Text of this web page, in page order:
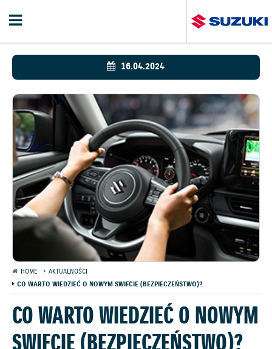
16.04.2024
HOME
AKTUALNOŚCI
CO WARTO WIEDZIEĆ O NOWYM SWIFCIE (BEZPIECZEŃSTWO)?
CO WARTO WIEDZIEĆ O NOWYM